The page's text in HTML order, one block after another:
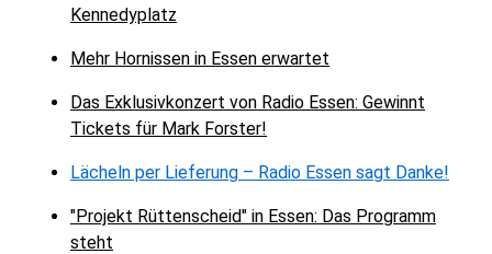
Kennedyplatz
Mehr Hornissen in Essen erwartet
Das Exklusivkonzert von Radio Essen: Gewinnt
Tickets für Mark Forster!
Lächeln per Lieferung – Radio Essen sagt Danke!
"Projekt Rüttenscheid" in Essen: Das Programm
steht